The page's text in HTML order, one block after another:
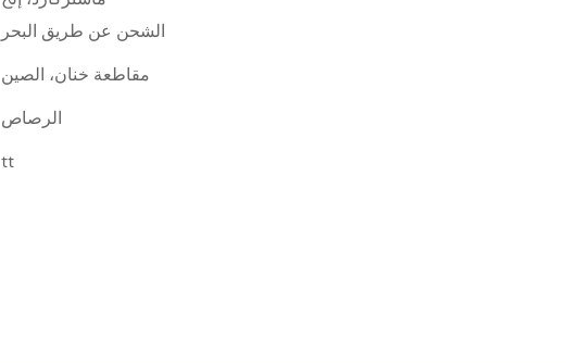
الشحن عن طريق البحر
مقاطعة خنان، الصين
الرصاص
tt